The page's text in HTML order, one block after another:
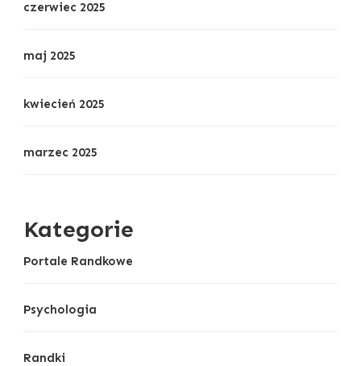
czerwiec 2025
maj 2025
kwiecień 2025
marzec 2025
Kategorie
Portale Randkowe
Psychologia
Randki